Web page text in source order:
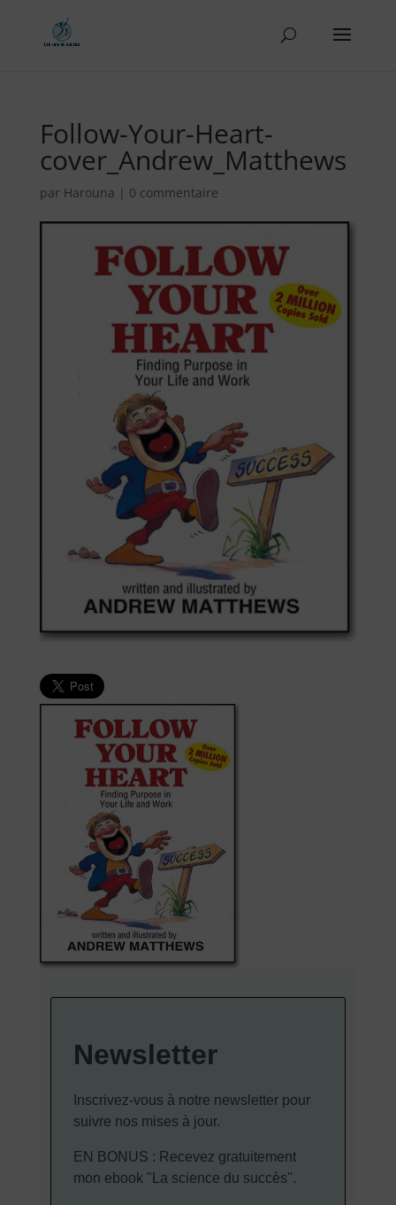
Follow-Your-Heart-
cover_Andrew_Matthews
par Harouna | 0 commentaire
Newsletter
Inscrivez-vous à notre newsletter pour
suivre nos mises à jour.
EN BONUS : Recevez gratuitement
mon ebook "La science du succès".